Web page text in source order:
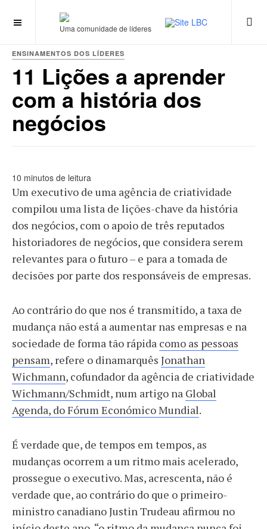
Uma comunidade de líderes
ENSINAMENTOS DOS LÍDERES
11 Lições a aprender
com a história dos
negócios
10 minutos de leitura
Um executivo de uma agência de criatividade
compilou uma lista de lições-chave da história
dos negócios, com o apoio de três reputados
historiadores de negócios, que considera serem
relevantes para o futuro – e para a tomada de
decisões por parte dos responsáveis de empresas.
Ao contrário do que nos é transmitido, a taxa de
mudança não está a aumentar nas empresas e na
sociedade de forma tão rápida como as pessoas
pensam, refere o dinamarquês Jonathan
Wichmann, cofundador da agência de criatividade
Wichmann/Schmidt, num artigo na Global
Agenda, do Fórum Económico Mundial.
É verdade que, de tempos em tempos, as
mudanças ocorrem a um ritmo mais acelerado,
prossegue o executivo. Mas, acrescenta, não é
verdade que, ao contrário do que o primeiro-
ministro canadiano Justin Trudeau afirmou no